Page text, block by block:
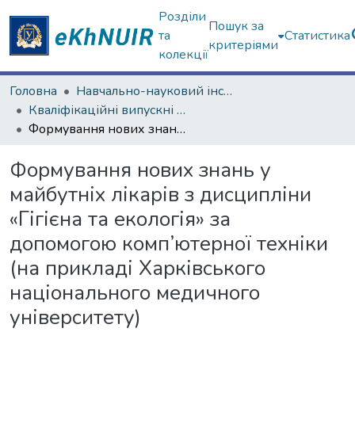
Розділи
та
колекції
Пошук за
критеріями
Статистика
Головна
Навчально-науковий інститут «Українська інженерно-педагогічна академія»
Кваліфікаційні випускні роботи магістрів. Навчально-науковий інститут «Українська інженерно-педагогічна академія»
Формування нових знань у майбутніх лікарів з дисципліни «Гігієна та екологія» за допомогою комп’ютерної техніки (на прикладі Харківського національного медичного університету)
Формування нових знань у
майбутніх лікарів з дисципліни
«Гігієна та екологія» за
допомогою комп’ютерної техніки
(на прикладі Харківського
національного медичного
університету)